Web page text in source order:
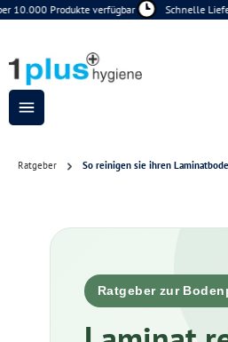
Zum Hauptinhalt springen
10.000 Produkte verfügbar Schnelle
Ratgeber So reinigen sie ihren
Ratgeber zur